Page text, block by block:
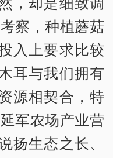
察，种植蘑菇
入上要求比较
耳与我们拥有
源相契合，特
军农场产业营
扬生态之长、